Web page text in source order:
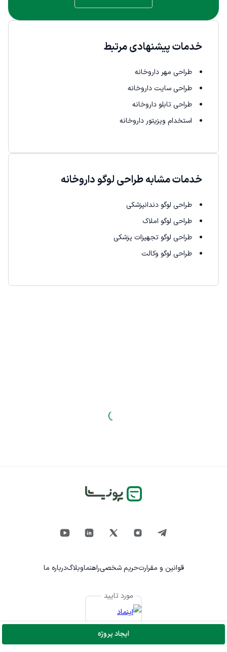
ایجاد پروژه
خدمات مشابه طراحی لوگو داروخانه
طراحی لوگو دندانپزشکی
طراحی لوگو املاک
طراحی لوگو تجهیزات پزشکی
طراحی لوگو وکالت
خدمات پیشنهادی مرتبط
طراحی مهر داروخانه
طراحی سایت داروخانه
طراحی تابلو داروخانه
استخدام ویزیتور داروخانه
قوانین و مقرارتحریم شخصیراهنماوبلاگدرباره ما
مورد تایید
© تمام حقوق برای پونیشا محفوظ است